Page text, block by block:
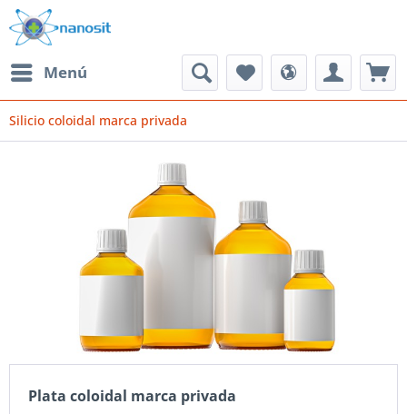
Menú
Silicio coloidal marca privada
Plata coloidal marca privada